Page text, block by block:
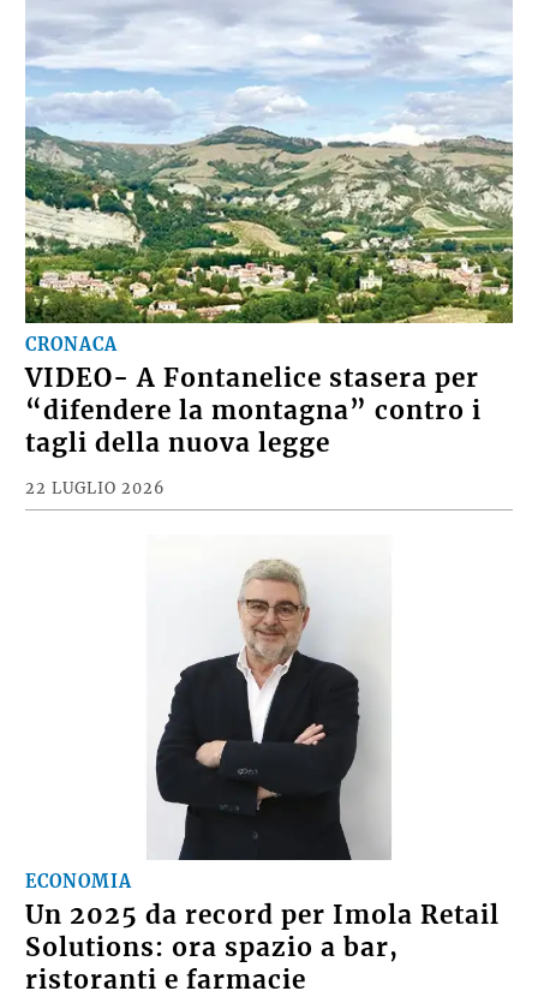
CRONACA
VIDEO- A Fontanelice stasera per
“difendere la montagna” contro i
tagli della nuova legge
22 LUGLIO 2026
ECONOMIA
Un 2025 da record per Imola Retail
Solutions: ora spazio a bar,
ristoranti e farmacie